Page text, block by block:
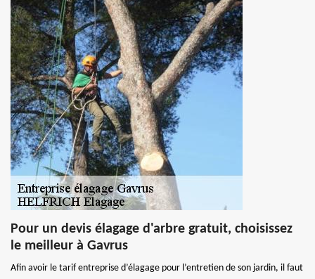
Pour un devis élagage d'arbre gratuit, choisissez
le meilleur à Gavrus
Afin avoir le tarif entreprise d’élagage pour l’entretien de son jardin, il faut